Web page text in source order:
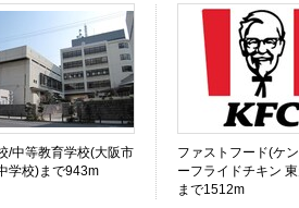
/中等教育学校(大阪市
学校)まで943m
ファストフード(ケ
ーフライドチキン
まで1512m